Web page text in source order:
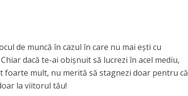
de muncă în cazul în care nu mai ești cu
dacă te-ai obișnuit să lucrezi în acel mediu,
mult, nu merită să stagnezi doar pentru că
la viitorul tău!